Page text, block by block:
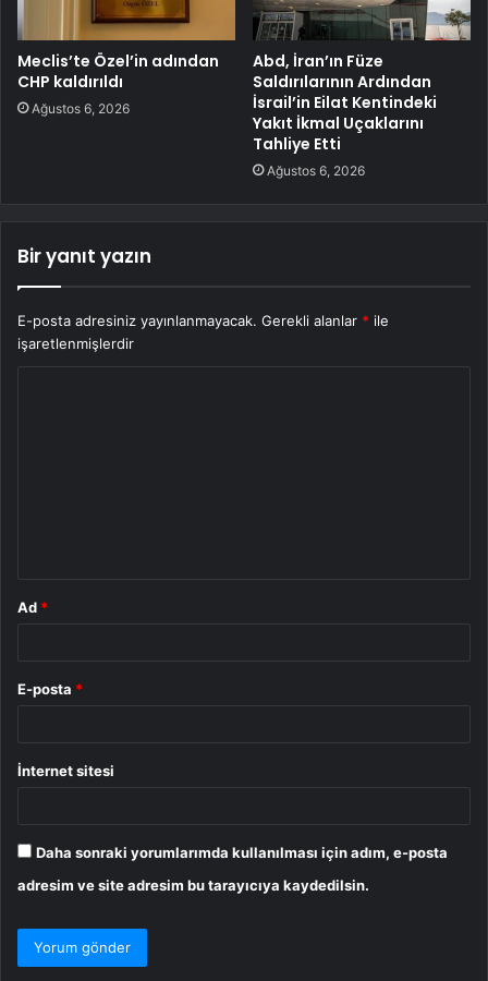
Meclis’te Özel’in adından
CHP kaldırıldı
Ağustos 6, 2026
Abd, İran’ın Füze
Saldırılarının Ardından
İsrail’in Eilat Kentindeki
Yakıt İkmal Uçaklarını
Tahliye Etti
Ağustos 6, 2026
Bir yanıt yazın
E-posta adresiniz yayınlanmayacak. Gerekli alanlar * ile
işaretlenmişlerdir
Ad *
E-posta *
İnternet sitesi
Daha sonraki yorumlarımda kullanılması için adım, e-posta
adresim ve site adresim bu tarayıcıya kaydedilsin.